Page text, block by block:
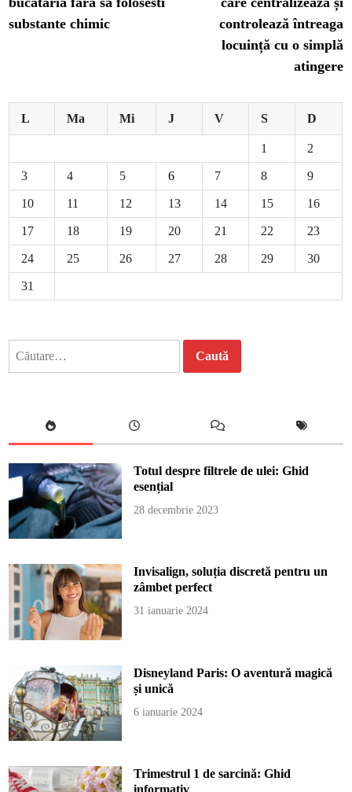
articole
substante chimic
controlează întreaga
locuință cu o simplă
atingere
L Ma Mi J V S D
1 2
3 4 5 6 7 8 9
10 11 12 13 14 15 16
17 18 19 20 21 22 23
24 25 26 27 28 29 30
31
Totul despre filtrele de ulei: Ghid
esențial
28 decembrie 2023
Invisalign, soluția discretă pentru un
zâmbet perfect
31 ianuarie 2024
Disneyland Paris: O aventură magică
și unică
6 ianuarie 2024
Trimestrul 1 de sarcină: Ghid
informativ